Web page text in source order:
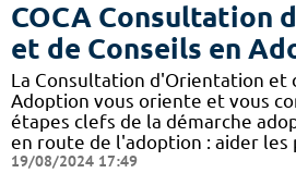
COCA Consultation
et de Conseils en
La Consultation d'Orientation et
Adoption vous oriente et vous
étapes clefs de la démarche
en route de l'adoption : aider les
19/08/2024 17:49